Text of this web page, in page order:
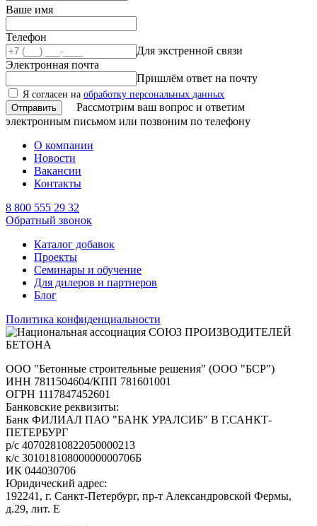
Ваше имя
Телефон
Для экстренной связи
Электронная почта
Пришлём ответ на почту
Я согласен на обработку персональных данных
Рассмотрим ваш вопрос и ответим
электронным письмом или позвоним по телефону
О компании
Новости
Вакансии
Контакты
8 800 555 29 32
Обратный звонок
Каталог добавок
Проекты
Семинары и обучение
Для дилеров и партнеров
Блог
Политика конфиденциальности
ООО "Бетонные строительные решения" (ООО "БСР")
ИНН 7811504604/КПП 781601001
ОГРН 1117847452601
Банковские реквизиты:
Банк ФИЛИАЛ ПАО "БАНК УРАЛСИБ" В Г.САНКТ-
ПЕТЕРБУРГ
р/с 40702810822050000213
к/с 30101810800000000706Б
ИК 044030706
Юридический адрес:
192241, г. Санкт-Петербург, пр-т Александровской Фермы,
д.29, лит. Е